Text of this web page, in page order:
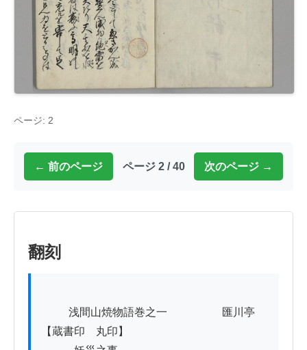
ページ: 2
← 前のページ ページ 2 / 40 次のページ →
翻刻
【蔵書印　丸印】